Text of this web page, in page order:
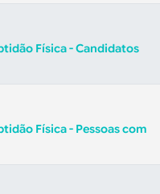
Física - Candidatos
Física - Pessoas com